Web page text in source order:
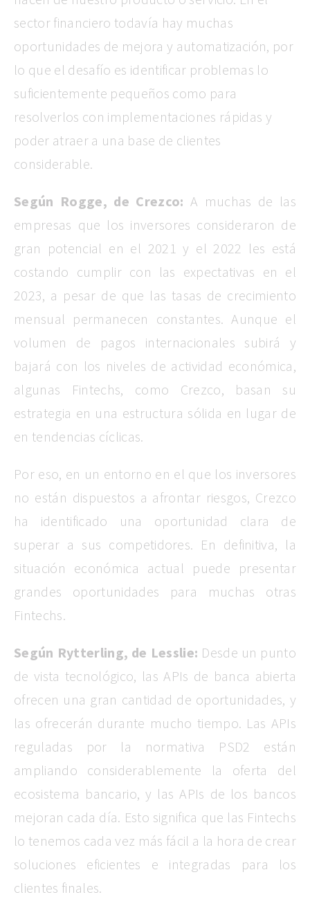
sector financiero todavía hay muchas
oportunidades de mejora y automatización, por
lo que el desafío es identificar problemas lo
suficientemente pequeños como para
resolverlos con implementaciones rápidas y
poder atraer a una base de clientes
considerable.
Según Rogge, de Crezco: A muchas de las
empresas que los inversores consideraron de
gran potencial en el 2021 y el 2022 les está
costando cumplir con las expectativas en el
2023, a pesar de que las tasas de crecimiento
mensual permanecen constantes. Aunque el
volumen de pagos internacionales subirá y
bajará con los niveles de actividad económica,
algunas Fintechs, como Crezco, basan su
estrategia en una estructura sólida en lugar de
en tendencias cíclicas.
Por eso, en un entorno en el que los inversores
no están dispuestos a afrontar riesgos, Crezco
ha identificado una oportunidad clara de
superar a sus competidores. En definitiva, la
situación económica actual puede presentar
grandes oportunidades para muchas otras
Fintechs.
Según Rytterling, de Lesslie: Desde un punto
de vista tecnológico, las APIs de banca abierta
ofrecen una gran cantidad de oportunidades, y
las ofrecerán durante mucho tiempo. Las APIs
reguladas por la normativa PSD2 están
ampliando considerablemente la oferta del
ecosistema bancario, y las APIs de los bancos
mejoran cada día. Esto significa que las Fintechs
lo tenemos cada vez más fácil a la hora de crear
soluciones eficientes e integradas para los
clientes finales.